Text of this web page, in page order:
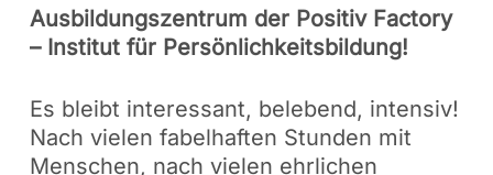
Ausbildungszentrum der Positiv Factory
– Institut für Persönlichkeitsbildung!
Es bleibt interessant, belebend, intensiv!
Nach vielen fabelhaften Stunden mit
Menschen, nach vielen ehrlichen